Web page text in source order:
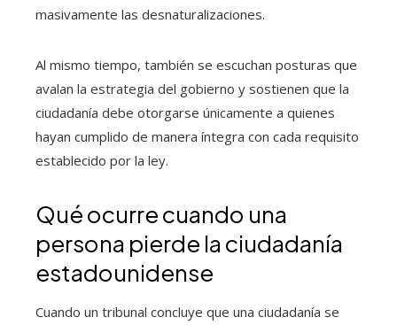
masivamente las desnaturalizaciones.
Al mismo tiempo, también se escuchan posturas que
avalan la estrategia del gobierno y sostienen que la
ciudadanía debe otorgarse únicamente a quienes
hayan cumplido de manera íntegra con cada requisito
establecido por la ley.
Qué ocurre cuando una
persona pierde la ciudadanía
estadounidense
Cuando un tribunal concluye que una ciudadanía se